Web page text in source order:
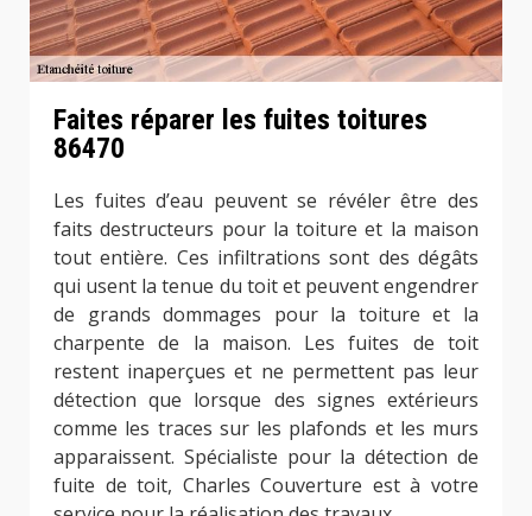
Faites réparer les fuites toitures
86470
Les fuites d’eau peuvent se révéler être des
faits destructeurs pour la toiture et la maison
tout entière. Ces infiltrations sont des dégâts
qui usent la tenue du toit et peuvent engendrer
de grands dommages pour la toiture et la
charpente de la maison. Les fuites de toit
restent inaperçues et ne permettent pas leur
détection que lorsque des signes extérieurs
comme les traces sur les plafonds et les murs
apparaissent. Spécialiste pour la détection de
fuite de toit, Charles Couverture est à votre